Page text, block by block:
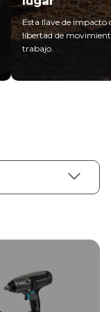
Esta llave de impacto
libertad de
trabajo.